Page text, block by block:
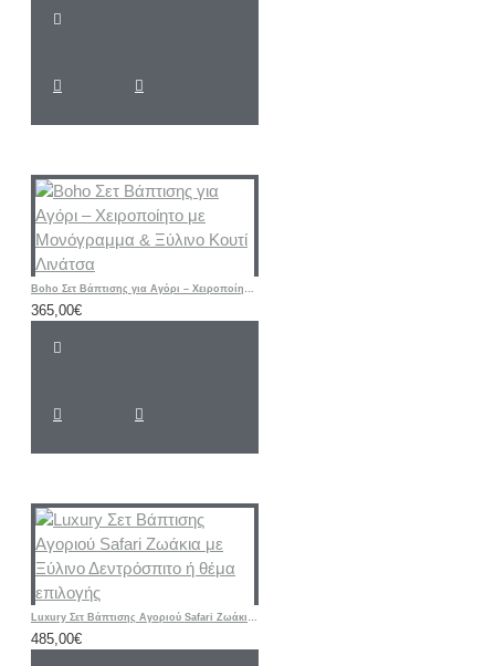
Boho Σετ Βάπτισης για Αγόρι – Χειροποίητο με Μονόγραμμα & Ξύλινο Κουτί Λινάτσα
365,00€
Luxury Σετ Βάπτισης Αγoριού Safari Ζωάκια με Ξύλινο Δεντρόσπιτο ή θέμα επιλογής
485,00€